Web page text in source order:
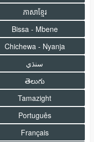
ភាសាខ្មែរ
Bissa - Mbene
Chichewa - Nyanja
سنڌي
తెలుగు
Tamazight
Português
Français